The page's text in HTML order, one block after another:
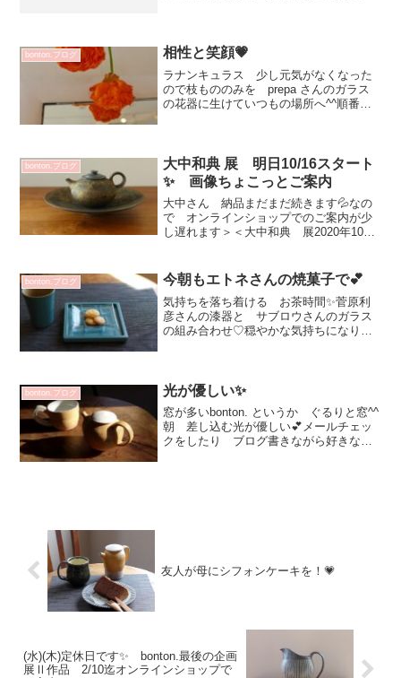
当に素敵♡花岡 央さん...
bonton.ブログ 相性と笑顔💗
ラナンキュラス 少し元気がなくなった
ので枝もののみを prepa さんのガラス
の花器に生けていつもの場所へ^^順番に
いいお店のスタッ...
bonton.ブログ
大中和典 展 明日10/16スタート
✨ 画像ちょこっとご案内
大中さん 納品まだまだ続きます💦なの
で オンラインショップでのご案内が少
し遅れます＞＜大中和典 展2020年10月
が数点追加で届き月曜日に お皿メイン
に...
bonton.ブログ 今朝もエトネさんの焼菓子で💕
気持ちを落ち着ける お茶時間✨菅原利
彦さんの漆器と サブロウさんのガラス
の組み合わせ♡穏やかな気持ちになりま
（金）～25日...
bonton.ブログ 光が優しい✨
窓が多いbonton. というか ぐるりと窓^^
朝 差し込む光が優しい💕メールチェッ
クをしたり ブログ書きながら好きな飲
友人が母にシフォンケーキを！💗
(水)(木)定休日です✨ bonton.最後の企画
展Ⅱ作品 2/10迄オンラインショップで